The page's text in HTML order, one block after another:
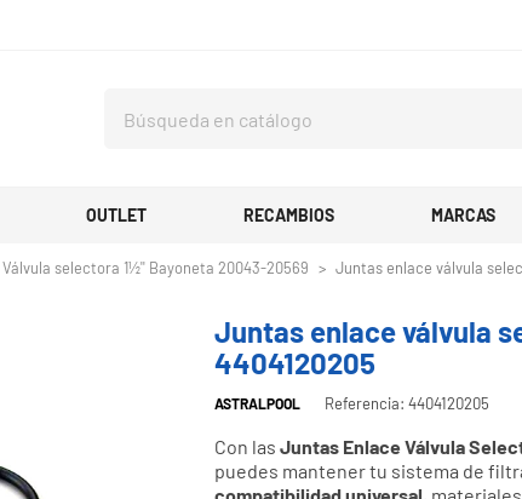
OUTLET RECAMBIOS MARCAS
Válvula selectora 1½'' Bayoneta 20043-20569 Juntas enlace válvula
Juntas enlace válvula
4404120205
ASTRALPOOL Referencia: 4404120205
Con las Juntas Enlace Válvula
puedes mantener tu sistema de